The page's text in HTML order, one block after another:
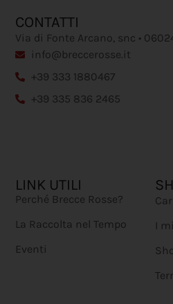
I
LINK UTILI
Perché Brecce Rosse?
La Raccolta nel Tempo
Eventi
CONTATTI
Via di Fonte Arcano, snc •
info@breccerosse.it
+39 333 1880467
+39 335 836 2465